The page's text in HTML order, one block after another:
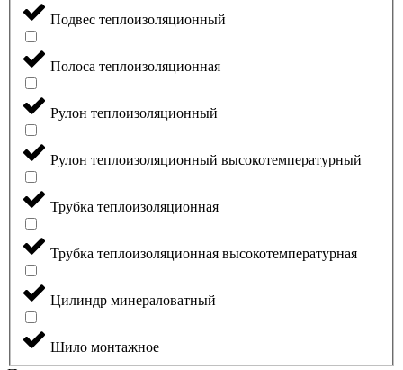
Подвес теплоизоляционный
Полоса теплоизоляционная
Рулон теплоизоляционный
Рулон теплоизоляционный высокотемпературный
Трубка теплоизоляционная
Трубка теплоизоляционная высокотемпературная
Цилиндр минераловатный
Шило монтажное